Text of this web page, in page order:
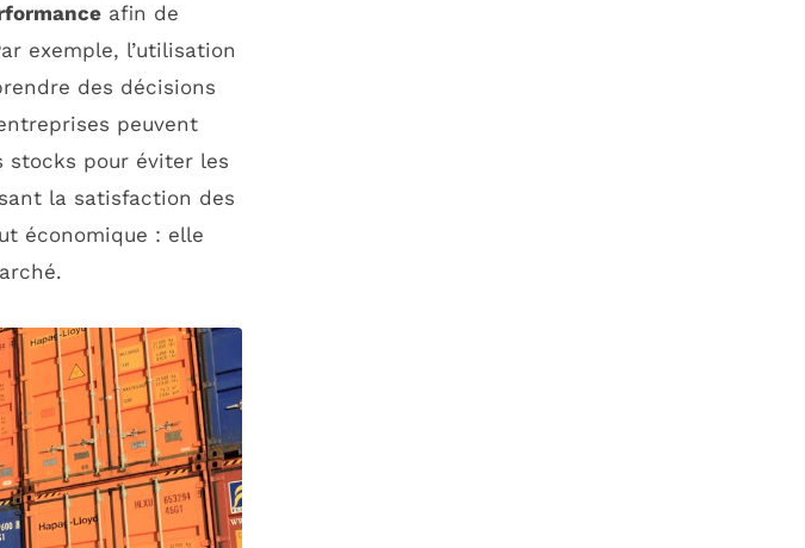
afin de
exemple, l’utilisation
des décisions
peuvent
stocks pour éviter les
la satisfaction des
économique : elle